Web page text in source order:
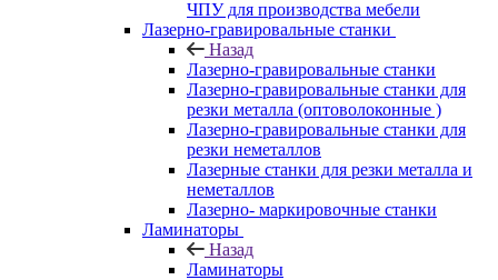
ЧПУ для производства мебели
Лазерно-гравировальные станки
Назад
Лазерно-гравировальные станки
Лазерно-гравировальные станки для
резки металла (оптоволоконные )
Лазерно-гравировальные станки для
резки неметаллов
Лазерные станки для резки металла и
неметаллов
Лазерно- маркировочные станки
Ламинаторы
Назад
Ламинаторы